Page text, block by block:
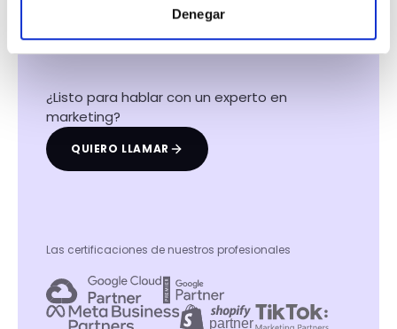
Denegar
negocio crezca con el
marketing digital
¿Listo para hablar con un experto en
marketing?
QUIERO LLAMAR
Las certificaciones de nuestros profesionales